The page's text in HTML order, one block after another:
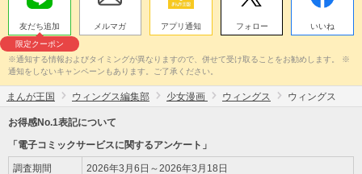
友だち追加
限定クーポン
メルマガ アプリ通知 フォロー いいね
※通知する情報およびタイミングが異なりますので、併せて受け取ることをお勧めします。 ※
通知をしないキャンペーンもあります。ご了承ください。
まんが王国 ウィングス編集部 少女漫画 ウィングス ウィングス
お得感No.1表記について
「電子コミックサービスに関するアンケート」
調査期間 2026年3月6日～2026年3月18日